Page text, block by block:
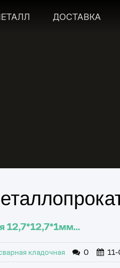
ДОСТАВКА
12,7*12,7*1мм…
кладочная 0